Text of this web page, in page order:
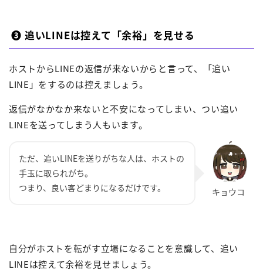
❸ 追いLINEは控えて「余裕」を見せる
ホストからLINEの返信が来ないからと言って、「追い
LINE」をするのは控えましょう。
返信がなかなか来ないと不安になってしまい、つい追い
LINEを送ってしまう人もいます。
ただ、追いLINEを送りがちな人は、ホストの
手玉に取られがち。
つまり、良い客どまりになるだけです。
自分がホストを転がす立場になることを意識して、追い
LINEは控えて余裕を見せましょう。